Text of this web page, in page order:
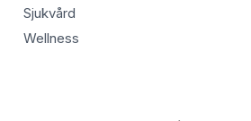
Sjukvård
Wellness